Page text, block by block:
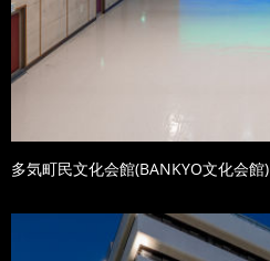
多気町民文化会館(BANKYO文化会館)